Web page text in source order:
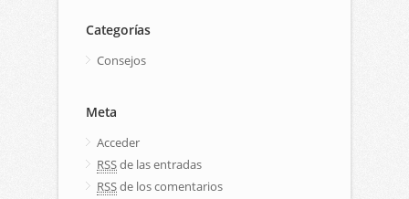
Categorías
Consejos
Meta
Acceder
RSSde las entradas
RSSde los comentarios